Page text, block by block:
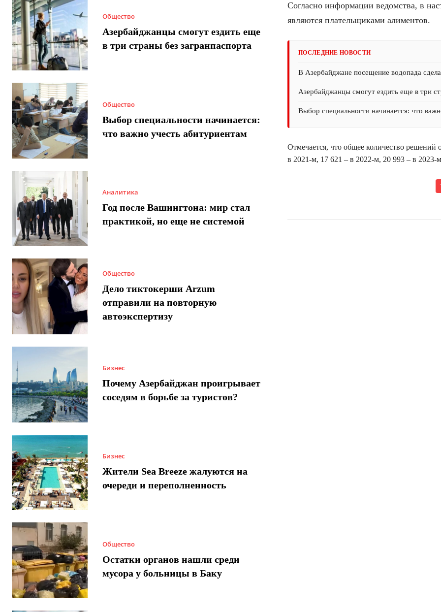
Общество
Азербайджанцы смогут ездить еще
в три страны без загранпаспорта
Общество
Выбор специальности начинается:
что важно учесть абитуриентам
Аналитика
Год после Вашингтона: мир стал
практикой, но еще не системой
Общество
Дело тиктокерши Arzum
отправили на повторную
автоэкспертизу
Бизнес
Почему Азербайджан проигрывает
соседям в борьбе за туристов?
Бизнес
Жители Sea Breeze жалуются на
очереди и переполненность
Общество
Остатки органов нашли среди
мусора у больницы в Баку
Согласно информации ведомства, в
являются плательщиками алиментов.
ПОСЛЕДНИЕ НОВОСТИ
В Азербайджане посещение водопада
Азербайджанцы смогут ездить еще в три
Выбор специальности начинается: что
Отмечается, что общее количество решений
в 2021-м, 17 621 – в 2022-м, 20 993 – в 2023-